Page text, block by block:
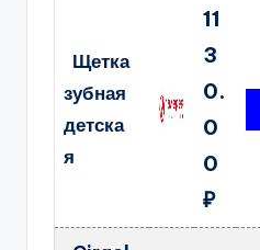
Щетка
зубная
детска
я
11
3
0.
0
0
₽